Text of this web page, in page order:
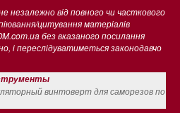
незалежно від повного чи часткового
цитування матеріалів
без вказаного посилання
і переслідуватиметься законодавчо
винтоверт для саморезов по